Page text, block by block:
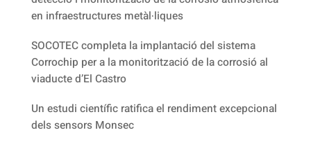
en infraestructures metàl·liques
SOCOTEC completa la implantació del sistema
Corrochip per a la monitorització de la corrosió al
viaducte d’El Castro
Un estudi científic ratifica el rendiment excepcional
dels sensors Monsec